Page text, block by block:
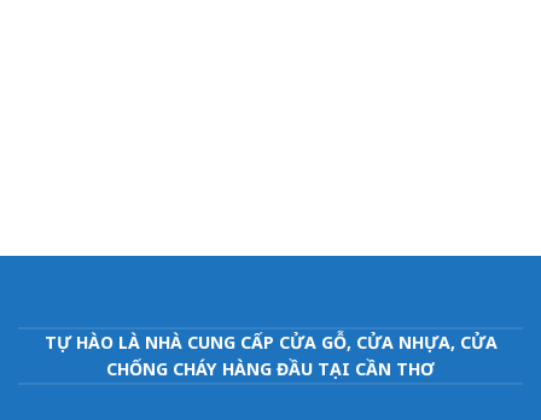
TỰ HÀO LÀ NHÀ CUNG CẤP CỬA GỖ, CỬA NHỰA, CỬA
CHỐNG CHÁY HÀNG ĐẦU TẠI CẦN THƠ